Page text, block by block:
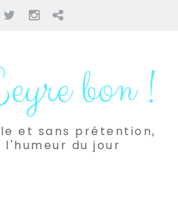
TwitterInstagram
Pinterest
bon !
et sans prétention,
du jour